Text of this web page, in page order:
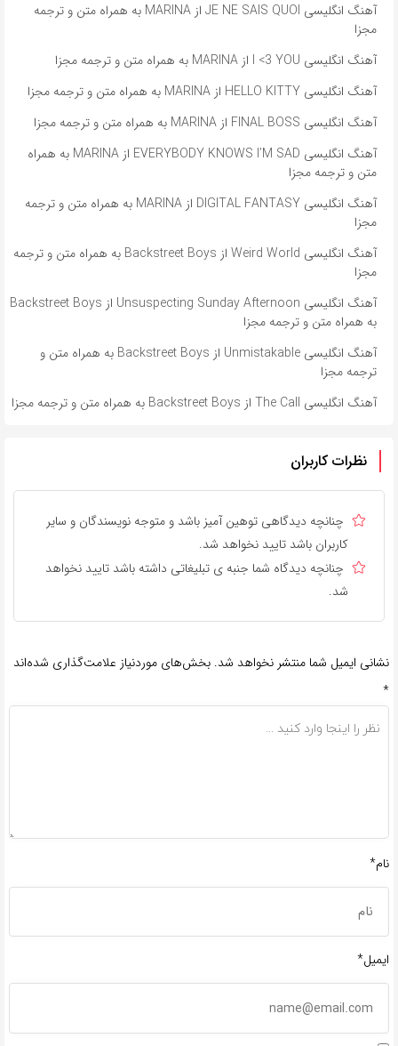
آهنگ انگلیسی JE NE SAIS QUOI از MARINA به همراه متن و ترجمه
مجزا
آهنگ انگلیسی I <3 YOU از MARINA به همراه متن و ترجمه مجزا
آهنگ انگلیسی HELLO KITTY از MARINA به همراه متن و ترجمه مجزا
آهنگ انگلیسی FINAL BOSS از MARINA به همراه متن و ترجمه مجزا
آهنگ انگلیسی EVERYBODY KNOWS I’M SAD از MARINA به همراه
متن و ترجمه مجزا
آهنگ انگلیسی DIGITAL FANTASY از MARINA به همراه متن و ترجمه
مجزا
آهنگ انگلیسی Weird World از Backstreet Boys به همراه متن و ترجمه
مجزا
آهنگ انگلیسی Unsuspecting Sunday Afternoon از Backstreet Boys
به همراه متن و ترجمه مجزا
آهنگ انگلیسی Unmistakable از Backstreet Boys به همراه متن و
ترجمه مجزا
آهنگ انگلیسی The Call از Backstreet Boys به همراه متن و ترجمه مجزا
نظرات کاربران
چنانچه دیدگاهی توهین آمیز باشد و متوجه نویسندگان و سایر
کاربران باشد تایید نخواهد شد.
چنانچه دیدگاه شما جنبه ی تبلیغاتی داشته باشد تایید نخواهد
شد.
نشانی ایمیل شما منتشر نخواهد شد. بخش‌های موردنیاز علامت‌گذاری شده‌اند
*
نام*
ایمیل*